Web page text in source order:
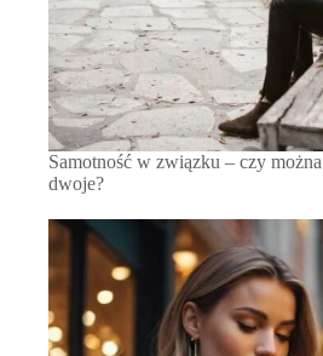
Samotność w związku – czy
dwoje?